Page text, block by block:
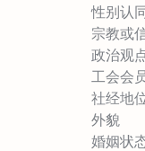
性别认
宗教或
政治观
工会会
社经地
外貌
婚姻状